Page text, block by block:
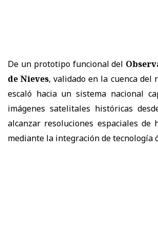
De un prototipo funcional del
de Nieves, validado en la cuenca del
escaló hacia un sistema nacional
imágenes satelitales históricas
alcanzar resoluciones espaciales de
mediante la integración de tecnología